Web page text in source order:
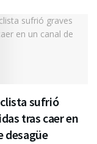
sufrió
tras caer en
desagüe